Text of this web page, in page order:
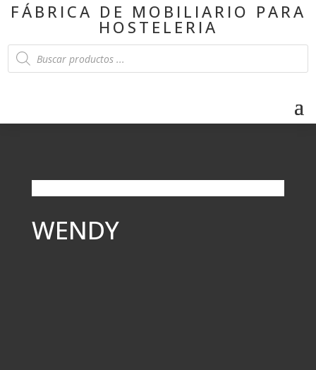
FÁBRICA DE MOBILIARIO PARA
HOSTELERIA
Products
search
WENDY